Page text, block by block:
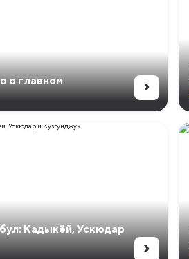
о главном ›
Кадыкёй, Ускюдар
›